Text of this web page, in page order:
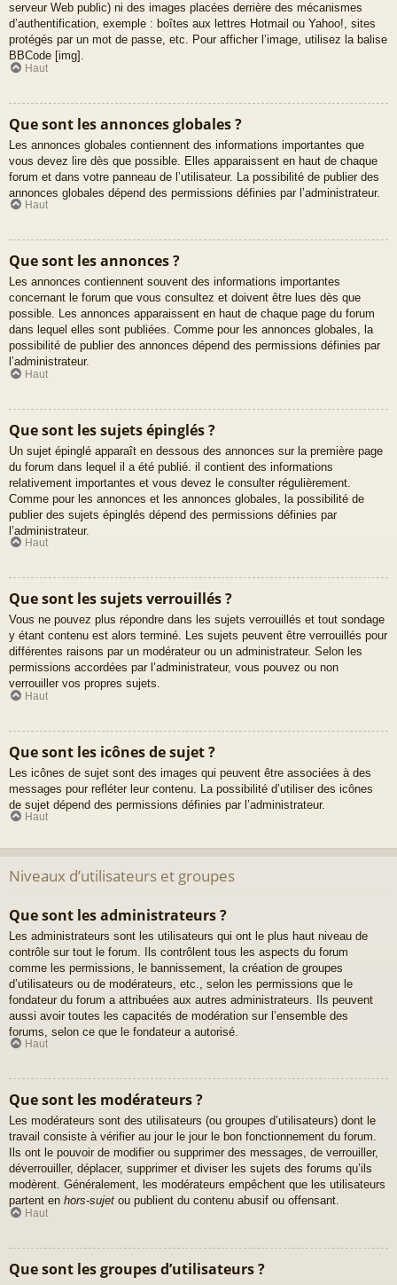
serveur Web public) ni des images placées derrière des mécanismes
d’authentification, exemple : boîtes aux lettres Hotmail ou Yahoo!, sites
protégés par un mot de passe, etc. Pour afficher l’image, utilisez la balise
BBCode [img].
Haut
Que sont les annonces globales ?
Les annonces globales contiennent des informations importantes que
vous devez lire dès que possible. Elles apparaissent en haut de chaque
forum et dans votre panneau de l’utilisateur. La possibilité de publier des
annonces globales dépend des permissions définies par l’administrateur.
Haut
Que sont les annonces ?
Les annonces contiennent souvent des informations importantes
concernant le forum que vous consultez et doivent être lues dès que
possible. Les annonces apparaissent en haut de chaque page du forum
dans lequel elles sont publiées. Comme pour les annonces globales, la
possibilité de publier des annonces dépend des permissions définies par
l’administrateur.
Haut
Que sont les sujets épinglés ?
Un sujet épinglé apparaît en dessous des annonces sur la première page
du forum dans lequel il a été publié. il contient des informations
relativement importantes et vous devez le consulter régulièrement.
Comme pour les annonces et les annonces globales, la possibilité de
publier des sujets épinglés dépend des permissions définies par
l’administrateur.
Haut
Que sont les sujets verrouillés ?
Vous ne pouvez plus répondre dans les sujets verrouillés et tout sondage
y étant contenu est alors terminé. Les sujets peuvent être verrouillés pour
différentes raisons par un modérateur ou un administrateur. Selon les
permissions accordées par l’administrateur, vous pouvez ou non
verrouiller vos propres sujets.
Haut
Que sont les icônes de sujet ?
Les icônes de sujet sont des images qui peuvent être associées à des
messages pour refléter leur contenu. La possibilité d’utiliser des icônes
de sujet dépend des permissions définies par l’administrateur.
Haut
Niveaux d’utilisateurs et groupes
Que sont les administrateurs ?
Les administrateurs sont les utilisateurs qui ont le plus haut niveau de
contrôle sur tout le forum. Ils contrôlent tous les aspects du forum
comme les permissions, le bannissement, la création de groupes
d’utilisateurs ou de modérateurs, etc., selon les permissions que le
fondateur du forum a attribuées aux autres administrateurs. Ils peuvent
aussi avoir toutes les capacités de modération sur l’ensemble des
forums, selon ce que le fondateur a autorisé.
Haut
Que sont les modérateurs ?
Les modérateurs sont des utilisateurs (ou groupes d’utilisateurs) dont le
travail consiste à vérifier au jour le jour le bon fonctionnement du forum.
Ils ont le pouvoir de modifier ou supprimer des messages, de verrouiller,
déverrouiller, déplacer, supprimer et diviser les sujets des forums qu’ils
modèrent. Généralement, les modérateurs empêchent que les utilisateurs
partent en hors-sujet ou publient du contenu abusif ou offensant.
Haut
Que sont les groupes d’utilisateurs ?